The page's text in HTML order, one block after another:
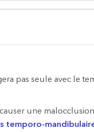
pas seule avec le
une
temporo-